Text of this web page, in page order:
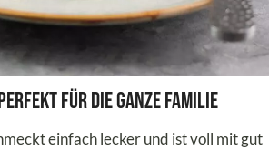
für die ganze Familie
einfach lecker und ist voll mit gut